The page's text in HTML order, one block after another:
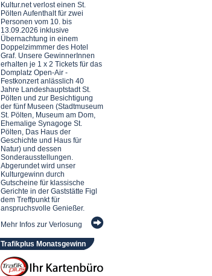
Kultur.net verlost einen St.
Pölten Aufenthalt für zwei
Personen vom 10. bis
13.09.2026 inklusive
Übernachtung in einem
Doppelzimmmer des Hotel
Graf. Unsere GewinnerInnen
erhalten je 1 x 2 Tickets für das
Domplatz Open-Air -
Festkonzert anlässlich 40
Jahre Landeshauptstadt St.
Pölten und zur Besichtigung
der fünf Museen (Stadtmuseum
St. Pölten, Museum am Dom,
Ehemalige Synagoge St.
Pölten, Das Haus der
Geschichte und Haus für
Natur) und dessen
Sonderausstellungen.
Abgerundet wird unser
Kulturgewinn durch
Gutscheine für klassische
Gerichte in der Gaststätte Figl
dem Treffpunkt für
anspruchsvolle Genießer.
Mehr Infos zur Verlosung
Trafikplus Monatsgewinn